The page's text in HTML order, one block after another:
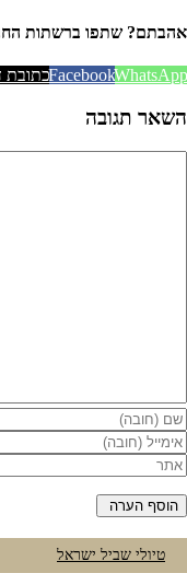
אהבתם? שתפו ברשתות
FacebookWhatsApp כתובת
השאר תגובה
טיולי שביל ישראל